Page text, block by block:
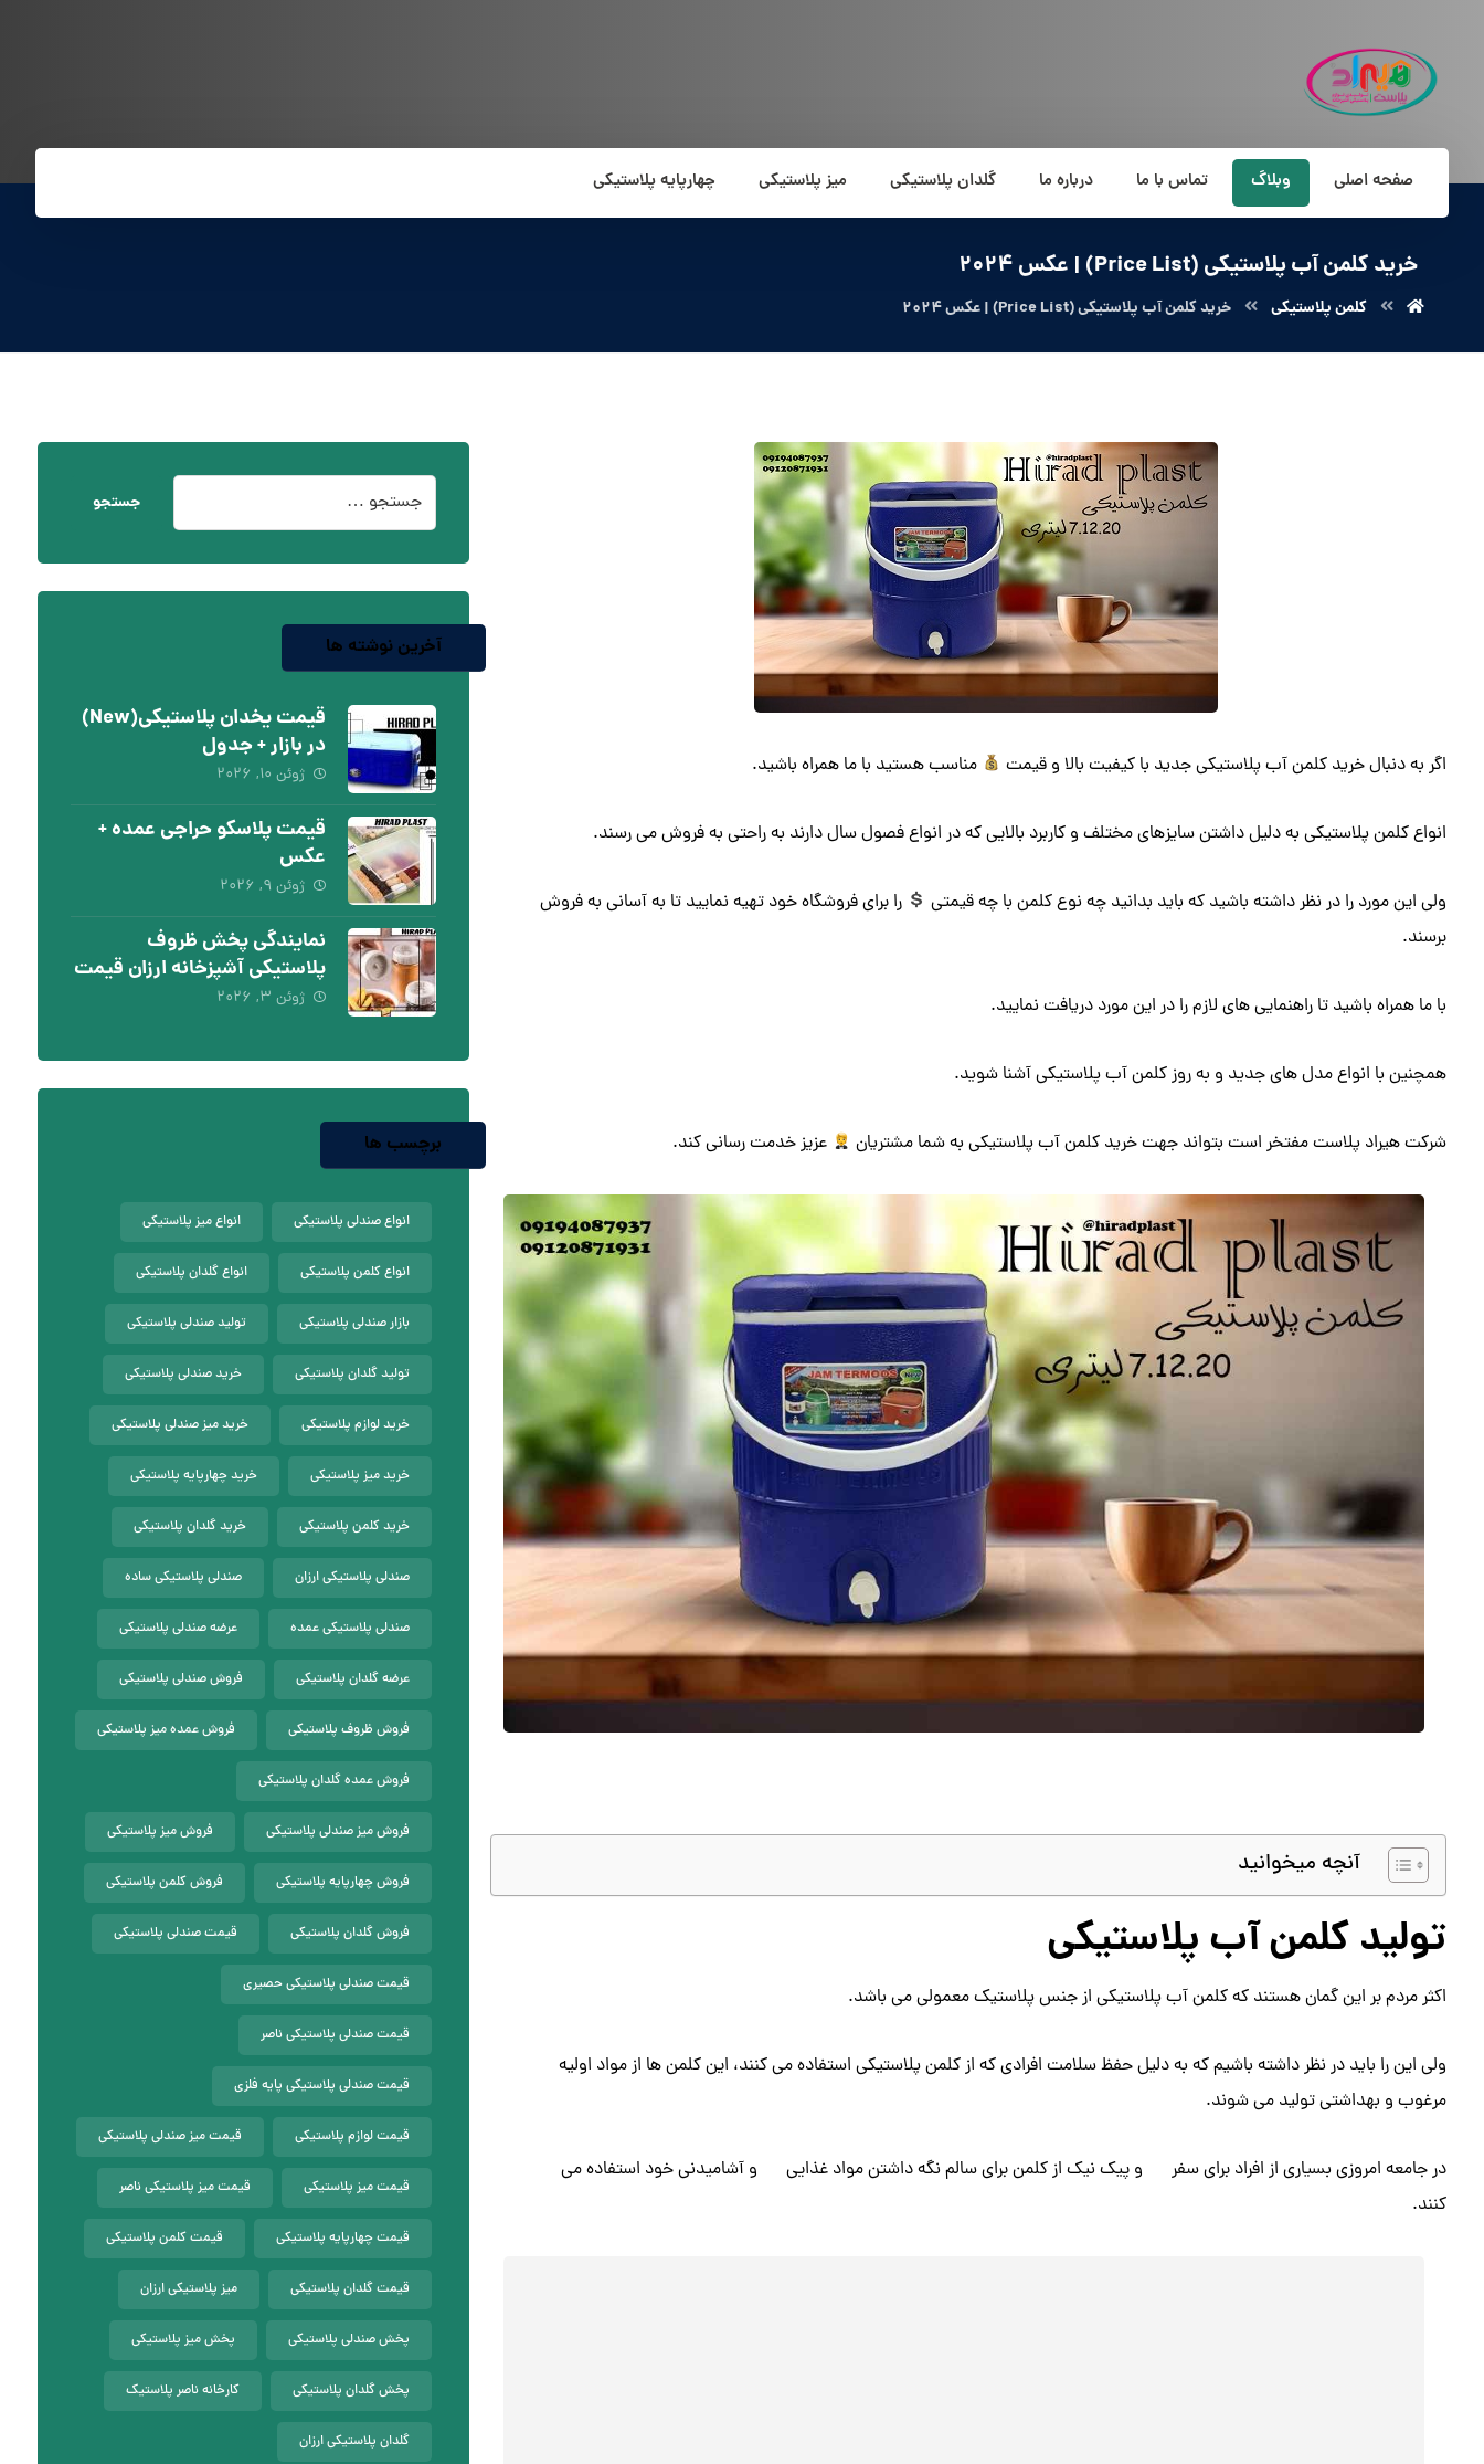
صفحه اصلی وبلاگ تماس با ما درباره ما گلدان پلاستیکی میز پلاستیکی چهارپایه پلاستیکی
خرید کلمن آب پلاستیکی (Price List) | عکس 2024
کلمن پلاستیکی خرید کلمن آب پلاستیکی (Price List) | عکس 2024
اگر به دنبال خرید کلمن آب پلاستیکی جدید با کیفیت بالا و قیمت مناسب هستید با ما همراه باشید.
انواع کلمن پلاستیکی به دلیل داشتن سایزهای مختلف و کاربرد بالایی که در انواع فصول سال دارند به راحتی به فروش می رسند.
ولی این مورد را در نظر داشته باشید که باید بدانید چه نوع کلمن با چه قیمتی
را برای فروشگاه خود تهیه نمایید تا به آسانی به فروش
برسند.
با ما همراه باشید تا راهنمایی های لازم را در این مورد دریافت نمایید.
همچنین با انواع مدل های جدید و به روز کلمن آب پلاستیکی آشنا شوید.
شرکت هیراد پلاست مفتخر است بتواند جهت خرید کلمن آب پلاستیکی به شما مشتریان عزیز خدمت رسانی کند.
آنچه میخوانید
تولید کلمن آب پلاستیکی
اکثر مردم بر این گمان هستند که کلمن آب پلاستیکی از جنس پلاستیک معمولی می باشد.
ولی این را باید در نظر داشته باشیم که به دلیل حفظ سلامت افرادی که از کلمن پلاستیکی استفاده می کنند، این کلمن ها از مواد اولیه
مرغوب و بهداشتی تولید می شوند.
در جامعه امروزی بسیاری از افراد برای سفر و پیک نیک از کلمن برای سالم نگه داشتن مواد غذایی
و آشامیدنی خود استفاده می
کنند.
جستجو
آخرین نوشته ها
قیمت یخدان پلاستیکی(New)
در بازار + جدول
ژوئن ۱۰, ۲۰۲۶
قیمت پلاسکو حراجی عمده +
عکس
ژوئن ۹, ۲۰۲۶
نمایندگی پخش ظروف
پلاستیکی آشپزخانه ارزان قیمت
ژوئن ۳, ۲۰۲۶
برچسب ها
انواع صندلی پلاستیکی انواع میز پلاستیکی
انواع کلمن پلاستیکی انواع گلدان پلاستیکی
بازار صندلی پلاستیکی تولید صندلی پلاستیکی
تولید گلدان پلاستیکی خرید صندلی پلاستیکی
خرید لوازم پلاستیکی خرید میز صندلی پلاستیکی
خرید میز پلاستیکی خرید چهارپایه پلاستیکی
خرید کلمن پلاستیکی خرید گلدان پلاستیکی
صندلی پلاستیکی ارزان صندلی پلاستیکی ساده
صندلی پلاستیکی عمده عرضه صندلی پلاستیکی
عرضه گلدان پلاستیکی فروش صندلی پلاستیکی
فروش ظروف پلاستیکی فروش عمده میز پلاستیکی
فروش عمده گلدان پلاستیکی
فروش میز صندلی پلاستیکی فروش میز پلاستیکی
فروش چهارپایه پلاستیکی فروش کلمن پلاستیکی
فروش گلدان پلاستیکی قیمت صندلی پلاستیکی
قیمت صندلی پلاستیکی حصیری
قیمت صندلی پلاستیکی ناصر
قیمت صندلی پلاستیکی پایه فلزی
قیمت لوازم پلاستیکی قیمت میز صندلی پلاستیکی
قیمت میز پلاستیکی قیمت میز پلاستیکی ناصر
قیمت چهارپایه پلاستیکی قیمت کلمن پلاستیکی
قیمت گلدان پلاستیکی میز پلاستیکی ارزان
پخش صندلی پلاستیکی پخش میز پلاستیکی
پخش گلدان پلاستیکی کارخانه ناصر پلاستیک
گلدان پلاستیکی ارزان